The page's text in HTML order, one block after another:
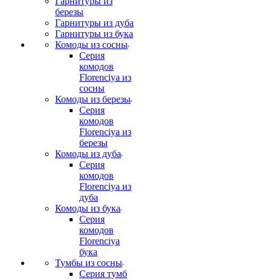
березы
Гарнитуры из дуба
Гарнитуры из бука
Комоды из сосны
Серия
комодов
Florenciya из
сосны
Комоды из березы
Серия
комодов
Florenciya из
березы
Комоды из дуба
Серия
комодов
Florenciya из
дуба
Комоды из бука
Серия
комодов
Florenciya
бука
Тумбы из сосны
Серия тумб